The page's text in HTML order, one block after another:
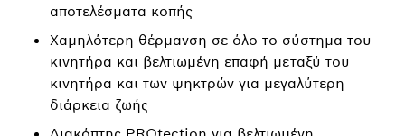
αποτελέσματα κοπής
Χαμηλότερη θέρμανση σε όλο το σύστημα του
κινητήρα και βελτιωμένη επαφή μεταξύ του
κινητήρα και των ψηκτρών για μεγαλύτερη
διάρκεια ζωής